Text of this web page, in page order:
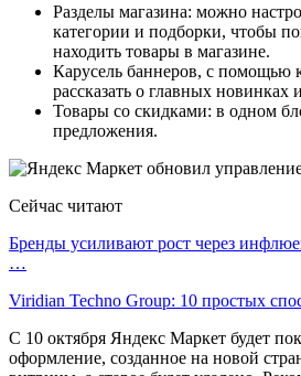
Разделы магазина: можно
категории и подборки, чтобы
находить товары в магазине.
Карусель баннеров, с помощью
рассказать о главных новинках
Товары со скидками: в одном
предложения.
Сейчас читают
Бренды усиливают рост через
…
Viridian Techno Group: 10 простых
С 10 октября Яндекс Маркет будет
оформление, созданное на новой